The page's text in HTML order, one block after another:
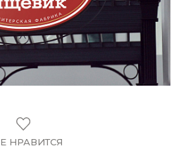
НРАВИТСЯ